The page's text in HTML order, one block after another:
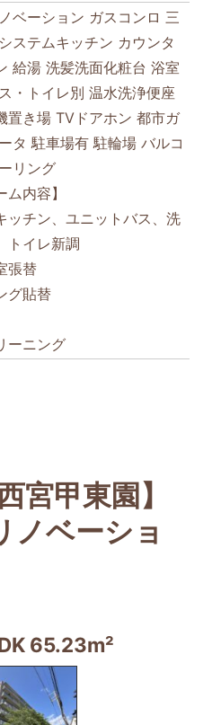
ベーション ガスコンロ 三
システムキッチン カウンタ
給湯 洗髪洗面化粧台 浴室
・トイレ別 温水洗浄便座
置き場 TVドアホン 都市ガ
タ 駐車場有 駐輪場 バルコ
リング
ム内容】
ッチン、ユニットバス、洗
トイレ新調
張替
グ貼替
ーニング
宮甲東園】
ノベーショ
65.23m²